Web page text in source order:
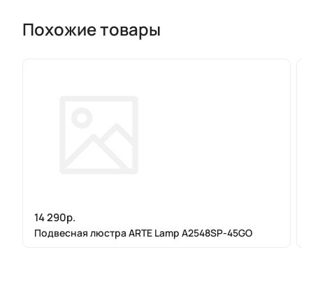
Похожие товары
14 290р.
Подвесная люстра ARTE Lamp A2548SP-45GO